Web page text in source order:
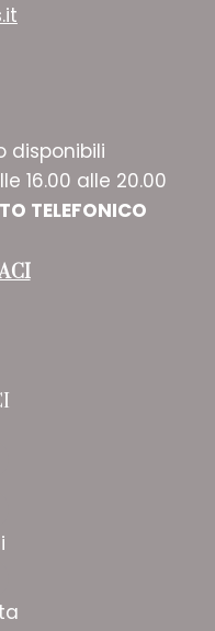
disponibili
16.00 alle 20.00
TELEFONICO